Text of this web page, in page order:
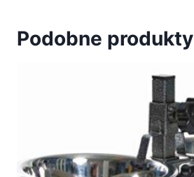
Podobne produkty